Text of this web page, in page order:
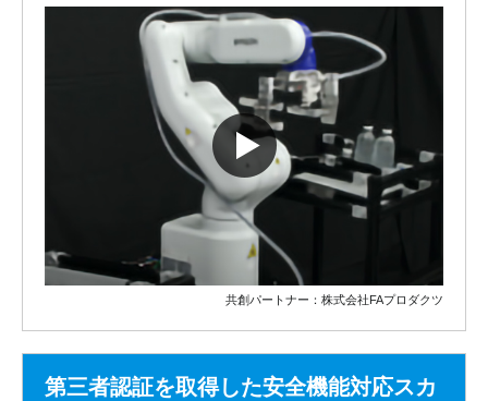
共創パートナー：株式会社FAプロダクツ
第三者認証を取得した安全機能対応スカ